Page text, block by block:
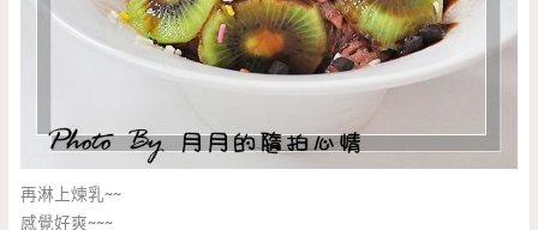
再淋上煉乳~~
感覺好爽~~~